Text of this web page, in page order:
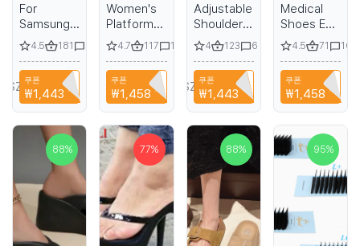
For
Samsung
Galaxy
S23 S22
S24 S25
Ultra Plus
Armor
Protective
Magnetic
Case with
Holder and
Belt Clip
Pouch
4.5 181
쿠폰
₩1,443 할인
SZHAIYU333
Women's
Platform
Sandals
with High
Chunky
Heel and
Closed
Toe
4.7 117 16
쿠폰
₩1,458 할인
NIANCI66
Adjustable
Shoulder
Strap for
iPhone 15
14 13 12 11
16 Pro
Max
Phone
Holder
Leather
Case
Without
Logo
4 123 6
쿠폰
₩1,443 할인
SZHAIYU333
Medical
Shoes EVA
Non-slip
Laboratory
Doctor
Clogs
Non-slip
Nurse
Surgical
Slides
Casual
Beach
Womens
Indoor
Work
Slippers
4.5 71 16
쿠폰
₩1,458 할인
NIANCI66
88% 77% 88% 95%